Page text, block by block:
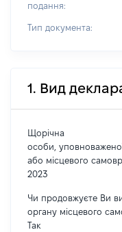
подання:
Тип документа:
1. Вид
Щорічна
особи,
або місцевого
2023
Чи продовжуєте Ви
органу місцевого
Так